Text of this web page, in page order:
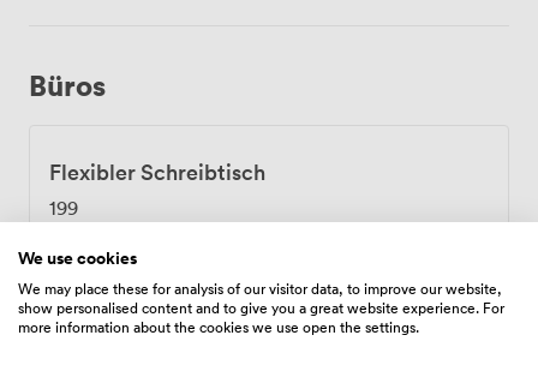
gemeinsam für spontane Ideenaustausche oder
entstehen oft die besten Gespräche bei einem Kaffee.
Internet, Reinigung und Versicherung sind
selbstverständlich im Preis inbegriffen. Die Lage direkt
am Schlesischen Tor macht den Arbeitsweg
praktisch vor der Haustür, und auch der U+S-Bahnhof
Warschauer Straße erreichen Sie bequem zu Fuß. Die
Büros
Flexibler Schreibtisch
199
Wählen Sie
We use cookies
We may place these for analysis of our visitor data, to improve our website,
show personalised content and to give you a great website experience. For
more information about the cookies we use open the settings.